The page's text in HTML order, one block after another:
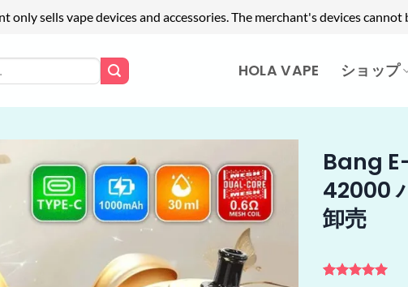
only sells vape devices and accessories. The merchant's devices
HOLA VAPE ショップ
Bang
42000
卸売